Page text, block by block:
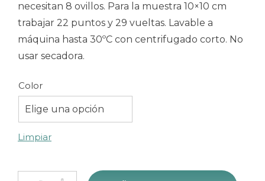
necesitan 8 ovillos. Para la muestra 10×10 cm
trabajar 22 puntos y 29 vueltas. Lavable a
máquina hasta 30ºC con centrifugado corto. No
usar secadora.
Color
Elige una opción
Limpiar
Hilo Katia Tencel-cotton cantidad